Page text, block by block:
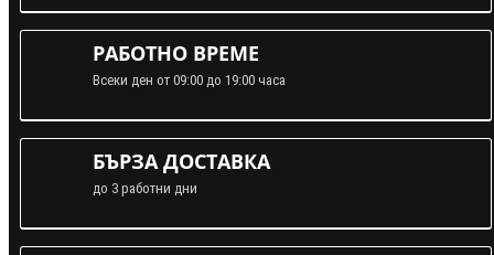
РАБОТНО ВРЕМЕ
Всеки ден от 09:00 до 19:00 часа
БЪРЗА ДОСТАВКА
до 3 работни дни